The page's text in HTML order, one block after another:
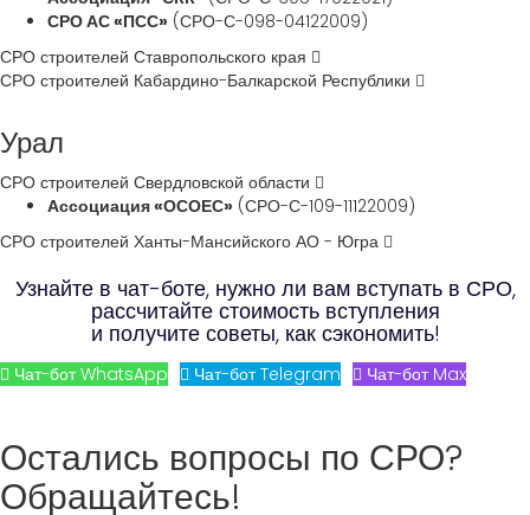
СРО АС «ПСС» (СРО-С-098-04122009)
СРО строителей Ставропольского края
СРО строителей Кабардино-Балкарской Республики
Урал
СРО строителей Свердловской области
Ассоциация «ОСОЕС» (СРО-С-109-11122009)
СРО строителей Ханты-Мансийского АО - Югра
Узнайте в чат-боте, нужно ли вам вступать в СРО,
рассчитайте стоимость вступления
и получите советы, как сэкономить!
Чат-бот WhatsApp Чат-бот Telegram Чат-бот Max
Остались вопросы по СРО?
Обращайтесь!